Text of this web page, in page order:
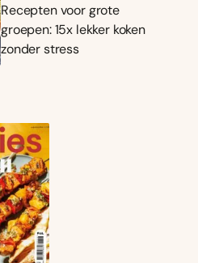
Recepten voor grote
groepen: 15x lekker koken
zonder stress